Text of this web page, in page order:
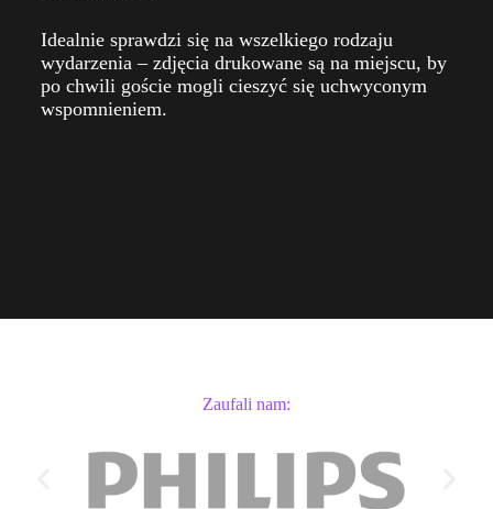
Idealnie sprawdzi się na wszelkiego rodzaju
wydarzenia – zdjęcia drukowane są na miejscu, by
po chwili goście mogli cieszyć się uchwyconym
wspomnieniem.
Zaufali nam: